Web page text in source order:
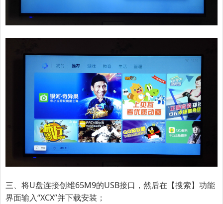
三、将U盘连接创维65M9的USB接口，然后在【搜索】功能
界面输入“XCX”并下载安装；